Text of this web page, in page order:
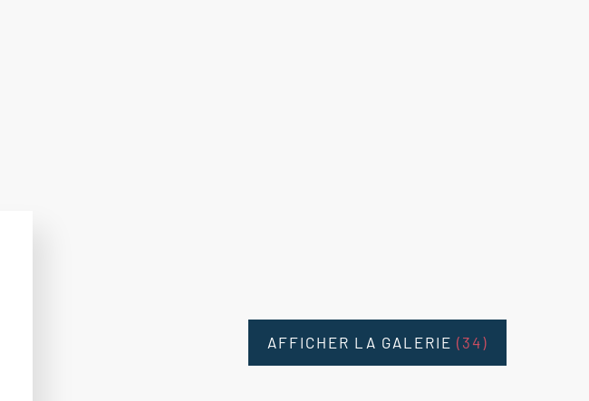
AFFICHER LA GALERIE (34)